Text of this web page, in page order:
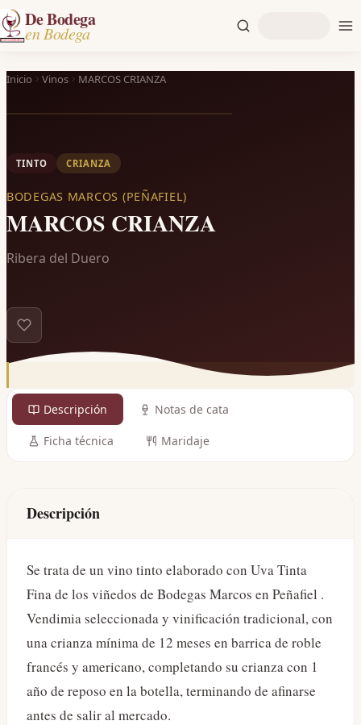
De Bodega
en Bodega
Inicio Vinos MARCOS CRIANZA
TINTO CRIANZA
BODEGAS MARCOS (PEÑAFIEL)
MARCOS CRIANZA
Ribera del Duero
Descripción Notas de cata
Ficha técnica Maridaje
Descripción
Se trata de un vino tinto elaborado con Uva Tinta
Fina de los viñedos de Bodegas Marcos en Peñafiel .
Vendimia seleccionada y vinificación tradicional, con
una crianza mínima de 12 meses en barrica de roble
francés y americano, completando su crianza con 1
año de reposo en la botella, terminando de afinarse
antes de salir al mercado.